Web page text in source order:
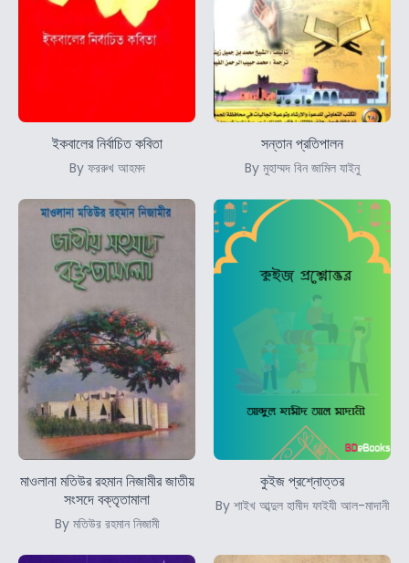
ইকবালের নির্বাচিত কবিতা
By ফররুখ আহমদ
সন্তান প্রতিপালন
By মুহাম্মদ বিন জামিল যাইনু
মাওলানা মতিউর রহমান নিজামীর জাতীয়
সংসদে বক্তৃতামালা
By মতিউর রহমান নিজামী
কুইজ প্রশ্নোত্তর
By শাইখ আব্দুল হামীদ ফাইযী আল-মাদানী